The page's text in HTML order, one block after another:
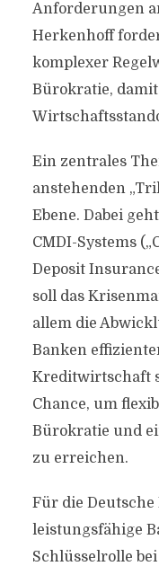
Anforderungen
Herkenhoff
komplexer
Bürokratie,
Ein zentrales
anstehenden
Ebene. Dabei
CMDI-Systems
Deposit
soll das
allem die
Banken
Kreditwirtschaft
Chance, um
Bürokratie und
zu erreichen.
Für die
leistungsfähige
Schlüsselrolle